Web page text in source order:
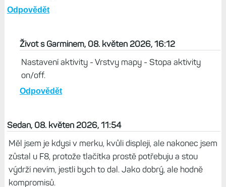
Odpovědět
Život s Garminem, 08. květen 2026, 16:12
Nastavení aktivity - Vrstvy mapy - Stopa aktivity
on/off.
Odpovědět
Sedan, 08. květen 2026, 11:54
Měl jsem je kdysi v merku, kvůli displeji, ale nakonec jsem
zůstal u F8, protože tlačítka prostě potřebuju a stou
výdrží nevím, jestli bych to dal. Jako dobrý, ale hodně
kompromisů.